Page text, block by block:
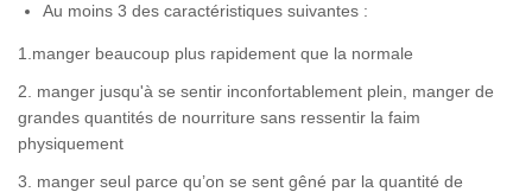
Au moins 3 des caractéristiques suivantes :
1.manger beaucoup plus rapidement que la normale
2. manger jusqu'à se sentir inconfortablement plein, manger de
grandes quantités de nourriture sans ressentir la faim
physiquement
3. manger seul parce qu’on se sent gêné par la quantité de